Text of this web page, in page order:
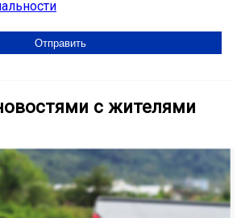
с жителями